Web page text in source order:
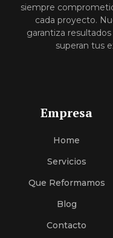
siempre
cada proyecto.
garantiza
superan tus
Empresa
Home
ServiciOS
Que Reformamos
Blog
Contacto